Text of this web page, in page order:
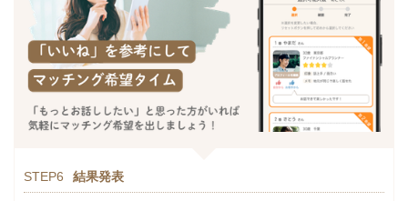
STEP6 結果発表